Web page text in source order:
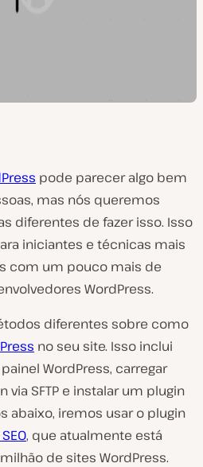
pode parecer algo bem
mas nós queremos
diferentes de fazer isso. Isso
iniciantes e técnicas mais
com um pouco mais de
WordPress.
diferentes sobre como
no seu site. Isso inclui
WordPress, carregar
SFTP e instalar um plugin
abaixo, iremos usar o plugin
, que atualmente está
de sites WordPress.